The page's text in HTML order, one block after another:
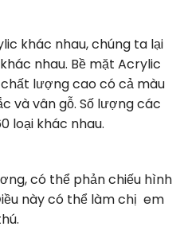
khác nhau, chúng ta lại
nhau. Bề mặt Acrylic
lượng cao có cả màu
và vân gỗ. Số lượng các
loại khác nhau.
có thể phản chiếu hình
này có thể làm chị em